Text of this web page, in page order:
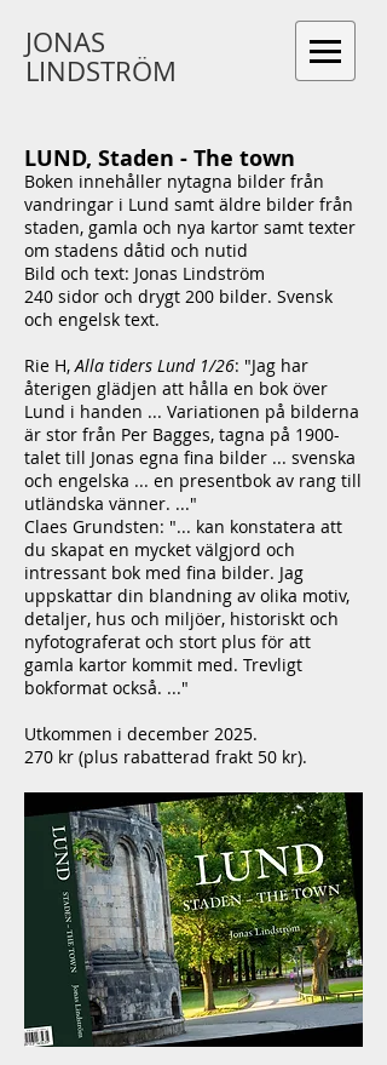
JONAS
LINDSTRÖM
LUND, Staden - The town
Boken innehåller nytagna bilder från
vandringar i Lund samt äldre bilder från
staden, gamla och nya kartor samt texter
om stadens dåtid och nutid
Bild och text: Jonas Lindström
240 sidor och drygt 200 bilder.​​ Svensk
och engelsk text.
Rie H,Alla tiders Lund 1/26: "Jag har
återigen glädjen att hålla en bok över
Lund i handen ... Variationen på bilderna
är stor från Per Bagges, tagna på 1900-
talet till Jonas egna fina bilder ... svenska
och engelska ... en presentbok av rang till
utländska vänner. ..."
Claes Grundsten: "... kan konstatera att
du skapat en mycket välgjord och
intressant bok med fina bilder. Jag
uppskattar din blandning av olika motiv,
detaljer, hus och miljöer, historiskt och
nyfotograferat och stort plus för att
gamla kartor kommit med. Trevligt
bokformat också. ..."
Utkommen i december 2025.
270 kr (plus rabatterad frakt 50 kr).